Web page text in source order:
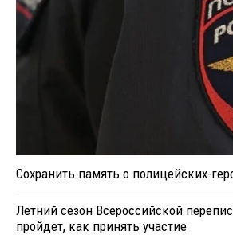
Сохранить память о полицейских-
Летний сезон Всероссийской
пройдет, как принять участие